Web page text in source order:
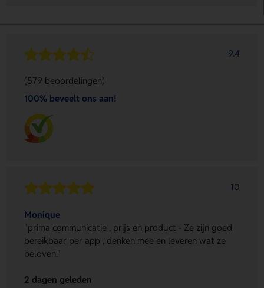
9.4
(579 beoordelingen)
100% beveelt ons aan!
10
Monique
"prima communicatie , prijs en product - Ze zijn goed
bereikbaar per app , denken mee en leveren wat ze
beloven."
2 dagen geleden